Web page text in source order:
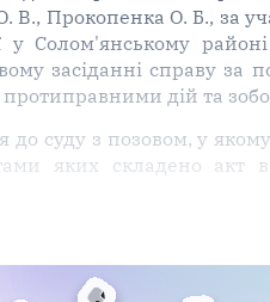
В., Прокопенка О. Б., за
у Солом'янському
засіданні справу
дій та
до суду з позовом, у
яких складено